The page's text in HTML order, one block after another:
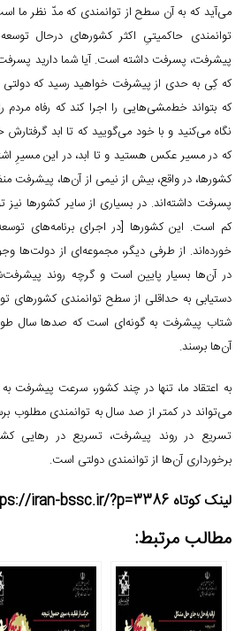
می‌آید که به آن سطح از توانمندی که مدّ نظر ما
پیشرفت، پسرفت داشته است. آیا شما دارید
که کِی به حدی از پیشرفت خواهید رسید که دولتی
که بتواند خط‌مشی‌هایی را اجرا کند که رفاه مردم
نگاه می‌کنید و با خود می‌گویید که تا ابد
که در مسیر عکس هستید و تا ابد، در این مسیرِ
کشورها، در واقع، بیش از نیمی از آن‌ها، پیشرفت
پسرفت داشته‌اند. در بسیاری از سایر کشورها نیز
کم است. این کشورها [در اجرای برنامه‌های
خورده‌اند. از طرفی دیگر، مجموعه‌ای از دولت‌ها
در آن‌ها بسیار پایین است و گرچه روند
دستیابی به حداقلی از سطح توانمندی کشورهای
شتاب پیشرفت به گونه‌ای است که صدها سال
آن‌ها برسند.
به اعتقاد ما، تنها در چند کشور، سرعت پیشرفت
می‌تواند در کمتر از صد سال به توانمندی مطلوب
تسریع در روند پیشرفت، تسریع در رهایی
برخورداری آن‌ها از توانمندی دولتی است.
لینک کوتاه https://iran-bssc.ir/?p=3386
مطالب مرتبط: